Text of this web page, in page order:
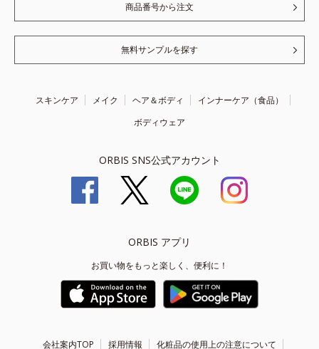
商品番号から注文
無料サンプルを探す
スキンケア メイク ヘア＆ボディ
インナーケア（食品）
ボディウェア
ORBIS SNS公式アカウント
ORBIS アプリ
お買い物をもっと楽しく、便利に！
会社案内TOP 採用情報 化粧品の使用上の注意について